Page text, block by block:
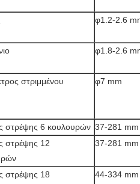
φ1.2-2.6
φ1.8-2.6
στριμμένου
φ7 mm
στρέψης 6 κουλουρών 37-281 mm
στρέψης 12
37-281 mm
στρέψης 18
44-334 mm